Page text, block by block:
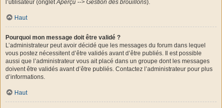
l’utilisateur (ongletAperçu --> Gestion des brouillons).
Haut
Pourquoi mon message doit être validé ?
L’administrateur peut avoir décidé que les messages du forum dans lequel
vous postez nécessitent d’être validés avant d’être publiés. Il est possible
aussi que l’administrateur vous ait placé dans un groupe dont les messages
doivent être validés avant d’être publiés. Contactez l’administrateur pour plus
d’informations.
Haut